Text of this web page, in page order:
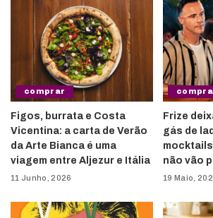
comprar
Figos, burrata e Costa
Vicentina: a carta de Verão
da Arte Bianca é uma
viagem entre Aljezur e Itália
11 Junho, 2026
Frize
gás de
mocktails
não vão
19 Maio,